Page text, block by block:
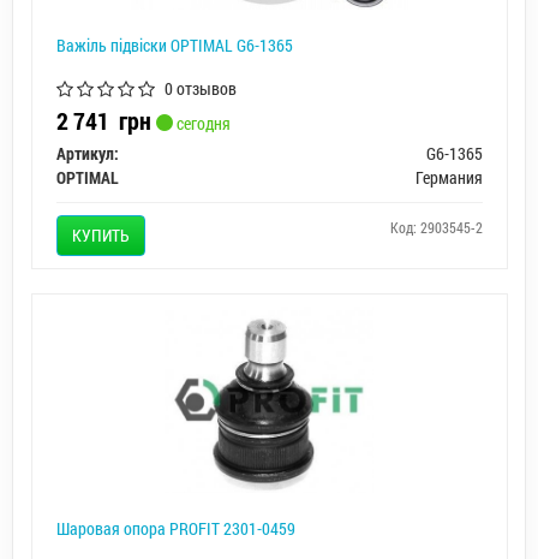
Важіль підвіски OPTIMAL G6-1365
0 отзывов
2 741 грн
сегодня
Артикул:
G6-1365
OPTIMAL
Германия
КУПИТЬ Код: 2903545-2
Шаровая опора PROFIT 2301-0459